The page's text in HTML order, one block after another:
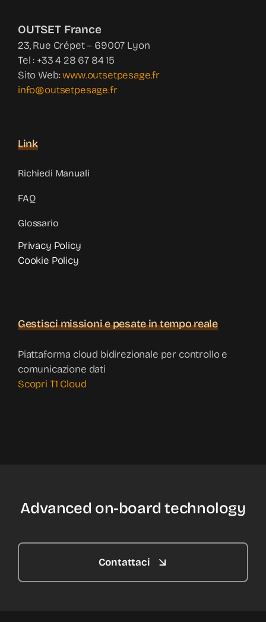
OUTSET France
23, Rue Crépet – 69007 Lyon
Tel : +33 4 28 67 84 15
Sito Web:www.outsetpesage.fr
info@outsetpesage.fr
Link
Richiedi Manuali
FAQ
Glossario
Privacy Policy
Cookie Policy
Gestisci missioni e pesate in tempo reale
Piattaforma cloud bidirezionale per controllo e
comunicazione dati
Scopri T1 Cloud
Advanced on-board technology
Contattaci